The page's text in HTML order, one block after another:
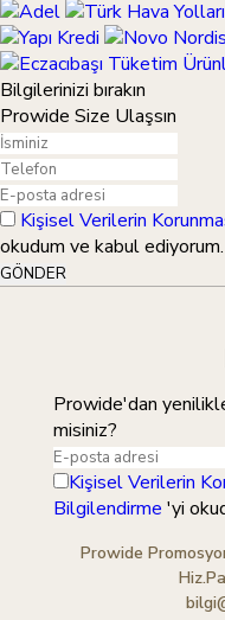
Bilgilerinizi bırakın
Prowide Size Ulaşsın
Kişisel Verilerin
okudum ve kabul ediyorum.
GÖNDER
Prowide'dan
misiniz?
Kişisel Verilerin
Bilgilendirme 'yi
Prowide